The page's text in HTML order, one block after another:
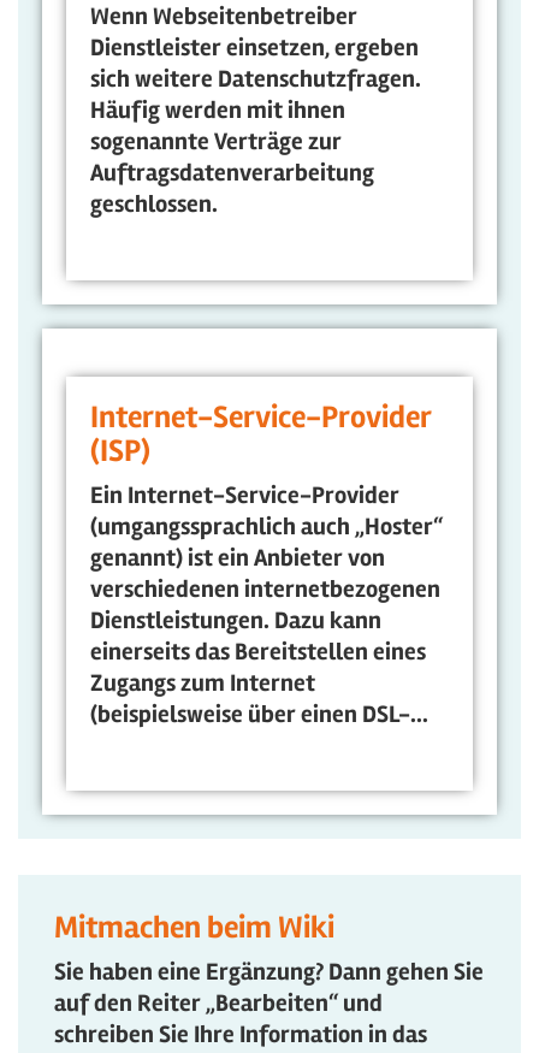
Wenn Webseitenbetreiber
Dienstleister einsetzen, ergeben
sich weitere Datenschutzfragen.
Häufig werden mit ihnen
sogenannte Verträge zur
Auftragsdatenverarbeitung
geschlossen.
Internet-Service-Provider
(ISP)
Ein Internet-Service-Provider
(umgangssprachlich auch „Hoster“
genannt) ist ein Anbieter von
verschiedenen internetbezogenen
Dienstleistungen. Dazu kann
einerseits das Bereitstellen eines
Zugangs zum Internet
(beispielsweise über einen DSL-...
Mitmachen beim Wiki
Sie haben eine Ergänzung? Dann gehen Sie
auf den Reiter „Bearbeiten“ und
schreiben Sie Ihre Information in das